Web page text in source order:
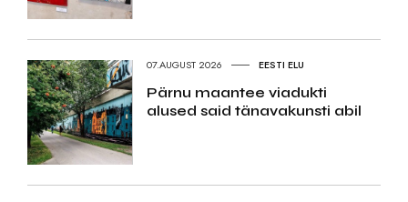
07.AUGUST 2026 EESTI ELU
Pärnu maantee viadukti
alused said tänavakunsti abil